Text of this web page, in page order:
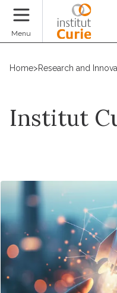
Menu
Home>Research and
Institut